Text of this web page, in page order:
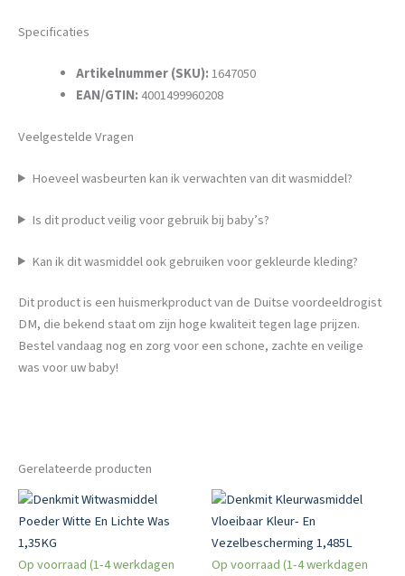
Specificaties
Artikelnummer (SKU):1647050
EAN/GTIN: 4001499960208
Veelgestelde Vragen
Hoeveel wasbeurten kan ik verwachten van dit wasmiddel?
Is dit product veilig voor gebruik bij baby’s?
Kan ik dit wasmiddel ook gebruiken voor gekleurde kleding?
Dit product is een huismerkproduct van de Duitse voordeeldrogist
DM, die bekend staat om zijn hoge kwaliteit tegen lage prijzen.
Bestel vandaag nog en zorg voor een schone, zachte en veilige
was voor uw baby!
Gerelateerde producten
Op voorraad (1-4 werkdagen
Op voorraad (1-4 werkdagen